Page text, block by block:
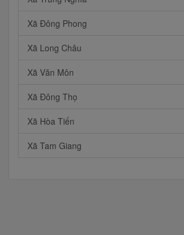
Xã Đông Phong
Xã Long Châu
Xã Văn Môn
Xã Đông Thọ
Xã Hòa Tiến
Xã Tam Giang